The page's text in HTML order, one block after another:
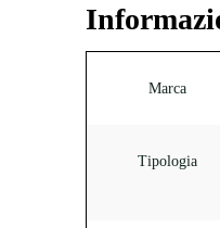
Marca
Tipologia